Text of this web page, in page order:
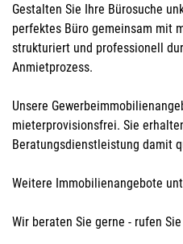
Gestalten Sie Ihre Bürosuche
perfektes Büro gemeinsam mit
strukturiert und professionell
Anmietprozess.
Unsere
mieterprovisionsfrei. Sie
Beratungsdienstleistung damit
Weitere Immobilienangebote
Wir beraten Sie gerne - rufen